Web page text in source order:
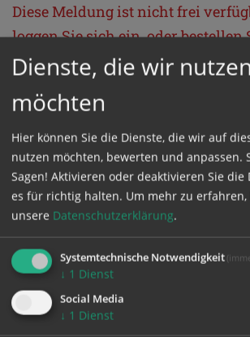
Diese Meldung ist nicht frei
loggen Sie sich ein, oder bestellen
ProduktKathpress_online.
GESCHÜTZTER BEREICH
Bitte melden Sie sich mit Ihrem
und Passwort an.
Benutzername
Passwort
Dienste, die wir nutzen
möchten
Hier können Sie die Dienste, die wir auf
nutzen möchten, bewerten und anpassen.
Sagen! Aktivieren oder deaktivieren Sie die
es für richtig halten. Um mehr zu
unsere Datenschutzerklärung.
Systemtechnische Notwendigkeit
↓ 1 Dienst
Social Media
↓ 1 Dienst